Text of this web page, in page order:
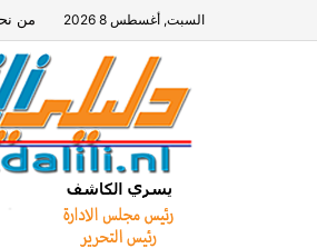
السبت, أغسطس 8 2026 من